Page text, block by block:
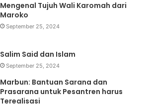
Mengenal Tujuh Wali Karomah dari
Maroko
September 25, 2024
Salim Said dan Islam
September 25, 2024
Marbun: Bantuan Sarana dan
Prasarana untuk Pesantren harus
Terealisasi